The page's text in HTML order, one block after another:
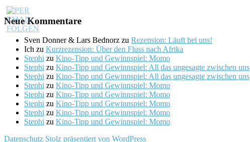
Neue Kommentare
Sven Donner & Lars Bednorz zu Rezension: Läuft bei uns!
Ich zu Kurzrezension: Über den Fluss nach Afrika
Stephi zu Kino-Tipp und Gewinnspiel: Momo
Stephi zu Kino-Tipp und Gewinnspiel: All das ungesagte zwischen uns
Stephi zu Kino-Tipp und Gewinnspiel: All das ungesagte zwischen uns
Stephi zu Kino-Tipp und Gewinnspiel: Momo
Stephi zu Kino-Tipp und Gewinnspiel: Momo
Stephi zu Kino-Tipp und Gewinnspiel: Momo
Stephi zu Kino-Tipp und Gewinnspiel: Momo
Stephi zu Kino-Tipp und Gewinnspiel: Momo
Datenschutz Stolz präsentiert von WordPress